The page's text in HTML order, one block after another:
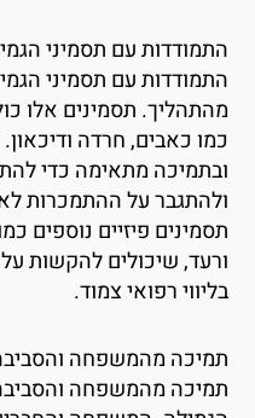
עם תסמיני הגמילה
עם תסמיני
תסמינים אלו
כאבים, חרדה ודיכאון.
מתאימה כדי
על ההתמכרות
פיזיים נוספים כמו
שיכולים להקשות על
רפואי צמוד.
מהמשפחה והסביבה
מהמשפחה והסביבה